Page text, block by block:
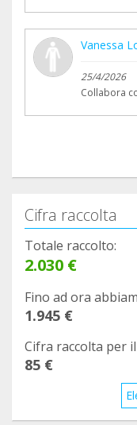
Vanessa
25/4/2026
Collabora
Cifra raccolta
Totale raccolto:
2.030 €
Fino ad ora
1.945 €
Cifra raccolta per
85 €